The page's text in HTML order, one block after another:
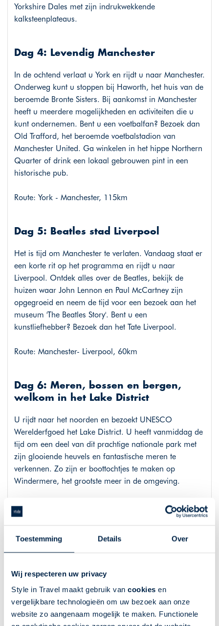
Toestemming Details Over
Wij respecteren uw privacy
Style in Travel maakt gebruik van cookies en
vergelijkbare technologieën om uw bezoek aan onze
website zo aangenaam mogelijk te maken. Functionele
Yorkshire Dales met zijn indrukwekkende
kalksteenplateaus.
Dag 4: Levendig Manchester
In de ochtend verlaat u York en rijdt u naar Manchester.
Onderweg kunt u stoppen bij Haworth, het huis van de
beroemde Bronte Sisters. Bij aankomst in Manchester
heeft u meerdere mogelijkheden en activiteiten die u
kunt ondernemen. Bent u een voetbalfan? Bezoek dan
Old Trafford, het beroemde voetbalstadion van
Manchester United. Ga winkelen in het hippe Northern
Quarter of drink een lokaal gebrouwen pint in een
historische pub.
Route: York - Manchester, 115km
Dag 5: Beatles stad Liverpool
Het is tijd om Manchester te verlaten. Vandaag staat er
een korte rit op het programma en rijdt u naar
Liverpool. Ontdek alles over de Beatles, bekijk de
huizen waar John Lennon en Paul McCartney zijn
opgegroeid en neem de tijd voor een bezoek aan het
museum 'The Beatles Story'. Bent u een
kunstliefhebber? Bezoek dan het Tate Liverpool.
Route: Manchester- Liverpool, 60km
Dag 6: Meren, bossen en bergen,
welkom in het Lake District
U rijdt naar het noorden en bezoekt UNESCO
Werelderfgoed het Lake District. U heeft vanmiddag de
tijd om een deel van dit prachtige nationale park met
zijn glooiende heuvels en fantastische meren te
verkennen. Zo zijn er boottochtjes te maken op
Windermere, het grootste meer in de omgeving.
Route Liverpool - Grange-over-Sands, 135km
Dag 7: Verken het Lake District
Ambleside. Raak net als Beatrix Potter geïnspireerd
door het mooie landschap. Bewonder de Aira Force
Waterfall of raak onder de indruk van de Castlerigg
Stone Circle. Maak een stevige wandeling door de
bergen, kijk uit over de schitterende meren en sluit de